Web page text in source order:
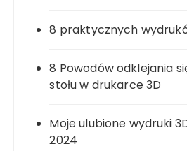
8 praktycznych
8 Powodów odklejania
stołu w drukarce 3D
Moje ulubione wydruki
2024